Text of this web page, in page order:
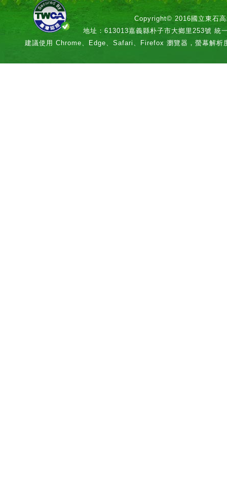
Copyright© 2016國立東石高
地址：613013嘉義縣朴子市大鄉里253號 統
建議使用 Chrome、Edge、Safari、Firefox 瀏覽器，螢幕解